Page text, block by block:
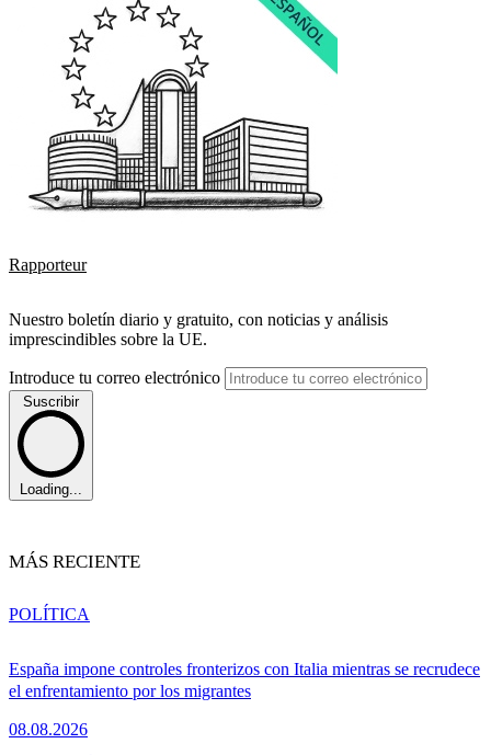
Rapporteur
Nuestro boletín diario y gratuito, con noticias y análisis
imprescindibles sobre la UE.
Introduce tu correo electrónico
Suscribir
Loading...
MÁS RECIENTE
España impone controles fronterizos con Italia mientras se recrudece
el enfrentamiento por los migrantes
08.08.2026
POLÍTICA